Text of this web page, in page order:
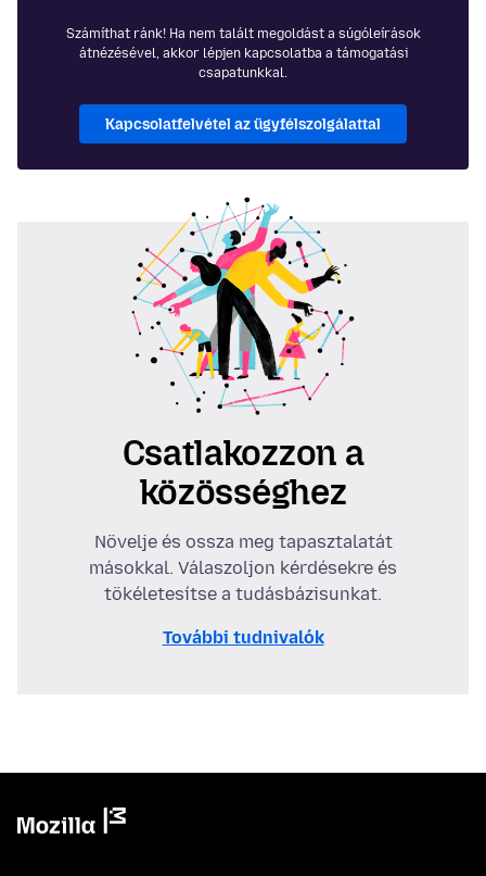
Számíthat ránk! Ha nem talált megoldást a súgóleírások
átnézésével, akkor lépjen kapcsolatba a támogatási
csapatunkkal.
Kapcsolatfelvétel az ügyfélszolgálattal
Csatlakozzon a
közösséghez
Növelje és ossza meg tapasztalatát
másokkal. Válaszoljon kérdésekre és
tökéletesítse a tudásbázisunkat.
További tudnivalók